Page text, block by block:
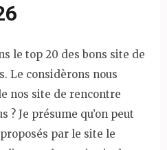
le top 20 des bons site de
Le considèrons nous
nos site de rencontre
? Je présume qu’on peut
par le site le